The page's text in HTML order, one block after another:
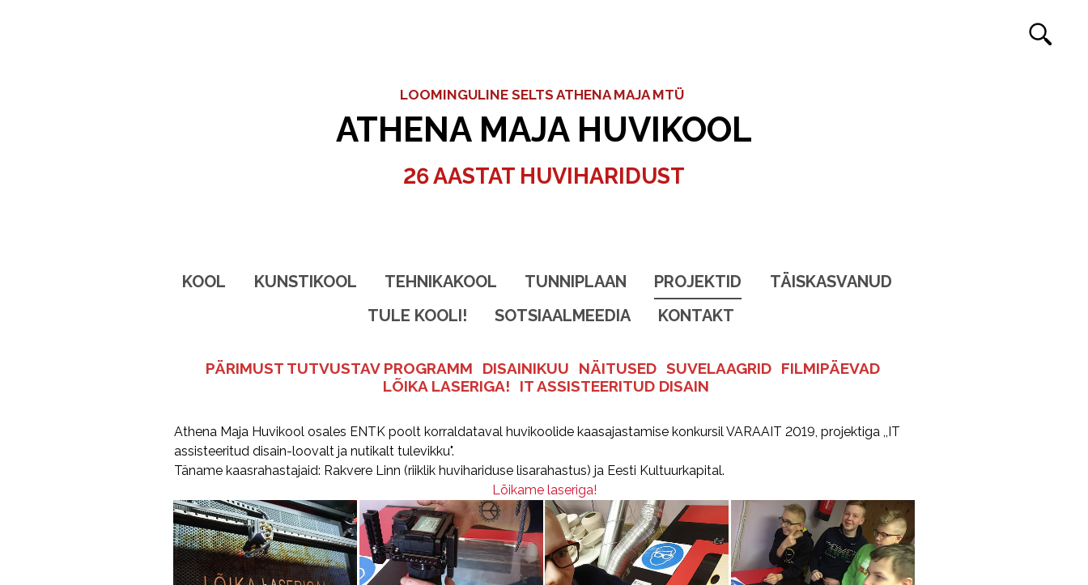
LOOMINGULINE SELTS ATHENA MAJA MTÜ
ATHENA MAJA HUVIKOOL
26 AASTAT HUVIHARIDUST
KOOL KUNSTIKOOL TEHNIKAKOOL TUNNIPLAAN PROJEKTID
TÄISKASVANUD
TULE KOOLI!
SOTSIAALMEEDIA KONTAKT
PÄRIMUST TUTVUSTAV PROGRAMM DISAINIKUU NÄITUSED SUVELAAGRID
FILMIPÄEVAD
LÕIKA LASERIGA!
IT ASSISTEERITUD DISAIN
Athena Maja Huvikool osales ENTK poolt korraldataval huvikoolide kaasajastamise konkursil VARAAIT 2019, projektiga ,,IT
assisteeritud disain-loovalt ja nutikalt tulevikku".
Täname kaasrahastajaid: Rakvere Linn (riiklik huvihariduse lisarahastus) ja Eesti Kultuurkapital.
Lõikame laseriga!